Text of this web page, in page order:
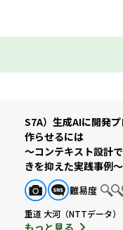
S7A）生成AIに開発
作らせるには
～コンテキスト設計
きを抑えた実践事例～
難易度
重道 大河（NTTデータ）